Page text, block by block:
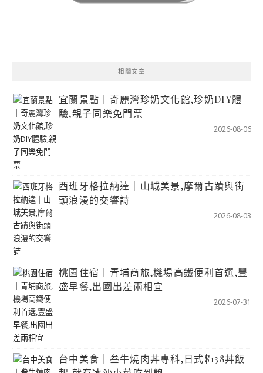
相關文章
宜蘭景點｜奇麗灣珍奶文化館,珍奶DIY體
驗,親子同樂免門票
2026-08-06
西班牙格拉納達｜山城美景,摩爾古蹟與街
頭浪漫的交響詩
2026-08-03
桃園住宿｜青埔商旅,機場高鐵便利首選,豐
盛早餐,出國出差兩相宜
2026-07-31
台中美食｜叁牛燒肉丼專科,日式$138丼飯